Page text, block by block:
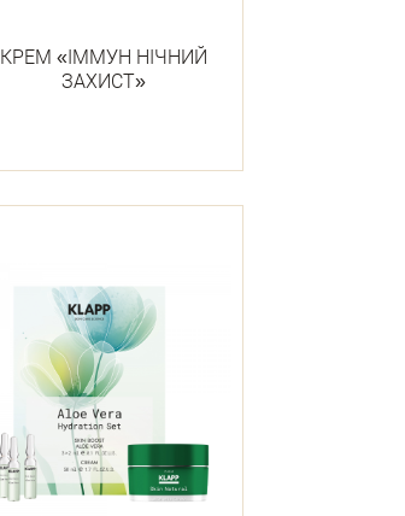
КРЕМ «ІММУН НІЧНИЙ
ЗАХИСТ»